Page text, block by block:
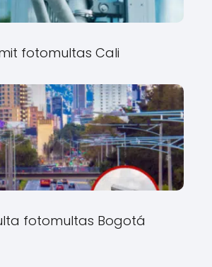
fotomultas Cali
fotomultas Bogotá